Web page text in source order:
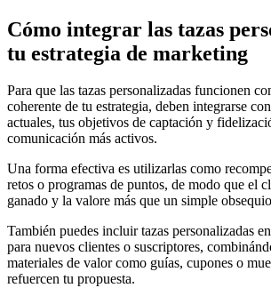
Cómo integrar las tazas
tu estrategia de marketing
Para que las tazas personalizadas funcionen
coherente de tu estrategia, deben integrarse
actuales, tus objetivos de captación y
comunicación más activos.
Una forma efectiva es utilizarlas como
retos o programas de puntos, de modo que el
ganado y la valore más que un simple
También puedes incluir tazas personalizadas
para nuevos clientes o suscriptores,
materiales de valor como guías, cupones o
refuercen tu propuesta.